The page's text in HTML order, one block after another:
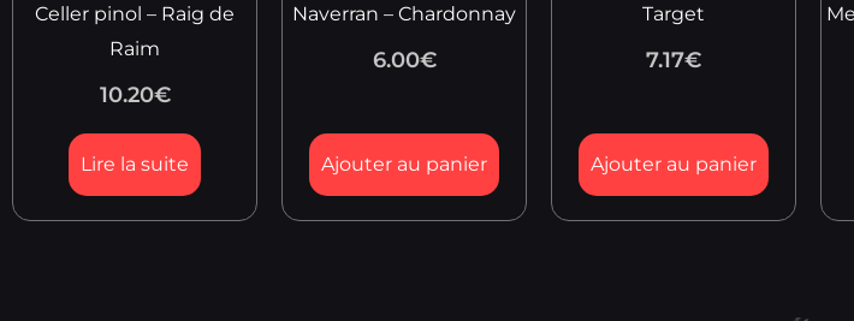
Celler pinol – Raig de
Raim
10.20€
Lire la suite
Naverran – Chardonnay
6.00€
Ajouter au panier
Target
7.17€
Ajouter au panier